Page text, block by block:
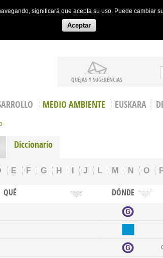
significará que acepta su uso. Puede cambiar
Aceptar
QUEJAS Y SUGERENCIAS
MEDIO AMBIENTE EUSKARA
Diccionario
E F G H J L M N O
QUÉ DÓNDE